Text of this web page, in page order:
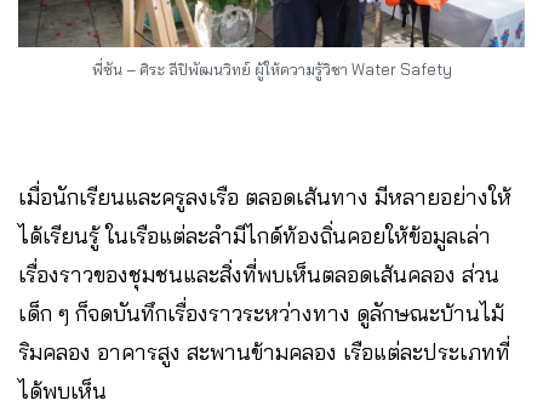
พี่ซัน – ศิระ ลีปิพัฒนวิทย์ ผู้ให้ความรู้วิชา Water Safety
เมื่อนักเรียนและครูลงเรือ ตลอดเส้นทาง มีหลายอย่างให้
ได้เรียนรู้ ในเรือแต่ละลำมีไกด์ท้องถิ่นคอยให้ข้อมูลเล่า
เรื่องราวของชุมชนและสิ่งที่พบเห็นตลอดเส้นคลอง ส่วน
เด็ก ๆ ก็จดบันทึกเรื่องราวระหว่างทาง ดูลักษณะบ้านไม้
ริมคลอง อาคารสูง สะพานข้ามคลอง เรือแต่ละประเภทที่
ได้พบเห็น